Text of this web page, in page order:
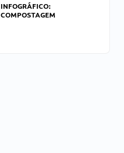
INFOGRÁFICO:
COMPOSTAGEM